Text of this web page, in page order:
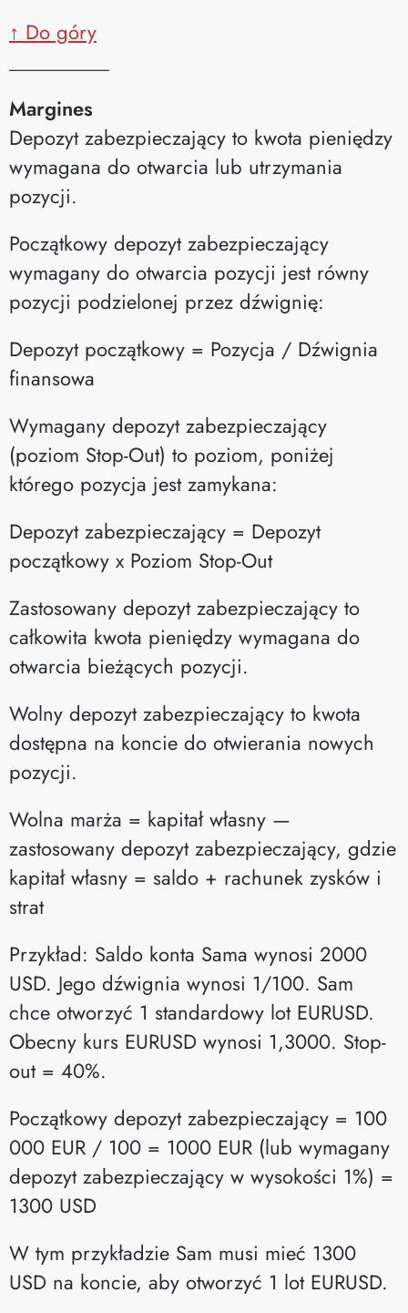
↑ Do góry
Margines
Depozyt zabezpieczający to kwota pieniędzy
wymagana do otwarcia lub utrzymania
pozycji.
Początkowy depozyt zabezpieczający
wymagany do otwarcia pozycji jest równy
pozycji podzielonej przez dźwignię:
Depozyt początkowy = Pozycja / Dźwignia
finansowa
Wymagany depozyt zabezpieczający
(poziom Stop-Out) to poziom, poniżej
którego pozycja jest zamykana:
Depozyt zabezpieczający = Depozyt
początkowy x Poziom Stop-Out
Zastosowany depozyt zabezpieczający to
całkowita kwota pieniędzy wymagana do
otwarcia bieżących pozycji.
Wolny depozyt zabezpieczający to kwota
dostępna na koncie do otwierania nowych
pozycji.
Wolna marża = kapitał własny —
zastosowany depozyt zabezpieczający, gdzie
kapitał własny = saldo + rachunek zysków i
strat
Przykład: Saldo konta Sama wynosi 2000
USD. Jego dźwignia wynosi 1/100. Sam
chce otworzyć 1 standardowy lot EURUSD.
Obecny kurs EURUSD wynosi 1,3000. Stop-
out = 40%.
Początkowy depozyt zabezpieczający = 100
000 EUR / 100 = 1000 EUR (lub wymagany
depozyt zabezpieczający w wysokości 1%) =
1300 USD
W tym przykładzie Sam musi mieć 1300
USD na koncie, aby otworzyć 1 lot EURUSD.